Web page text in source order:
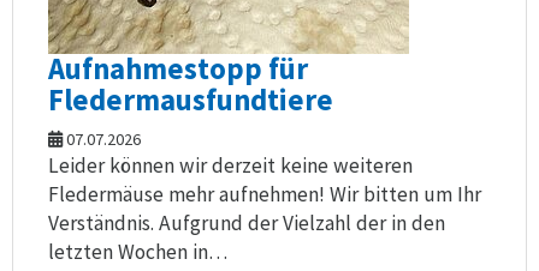
Aufnahmestopp für
Fledermausfundtiere
07.07.2026
Leider können wir derzeit keine weiteren
Fledermäuse mehr aufnehmen! Wir bitten um Ihr
Verständnis. Aufgrund der Vielzahl der in den
letzten Wochen in…